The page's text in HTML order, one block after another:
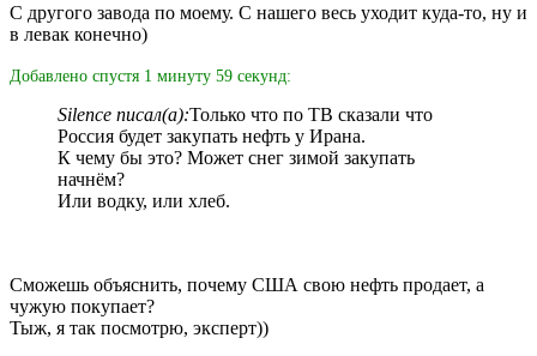
С другого завода по моему. С нашего весь уходит куда-то, ну и
в левак конечно)
Добавлено спустя 1 минуту 59 секунд:
Silence писал(а):Только что по ТВ сказали что
Россия будет закупать нефть у Ирана.
К чему бы это? Может снег зимой закупать
начнём?
Или водку, или хлеб.
Сможешь объяснить, почему США свою нефть продает, а
чужую покупает?
Тыж, я так посмотрю, эксперт))